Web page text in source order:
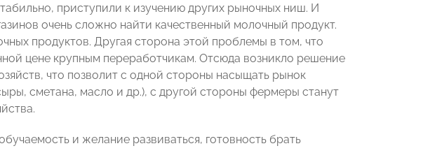
приступили к изучению других рыночных ниш. И
очень сложно найти качественный молочный продукт.
продуктов. Другая сторона этой проблемы в том, что
цене крупным переработчикам. Отсюда возникло решение
что позволит с одной стороны насыщать рынок
сметана, масло и др.), с другой стороны фермеры станут
и желание развиваться, готовность брать